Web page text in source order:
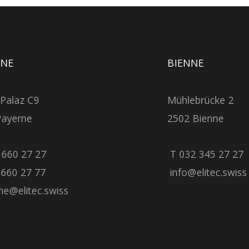
C9
27 27
27 77
BIENNE
Mühlebrücke 2
2502 Bienne
T 032 345 27 27
info@elitec.swiss